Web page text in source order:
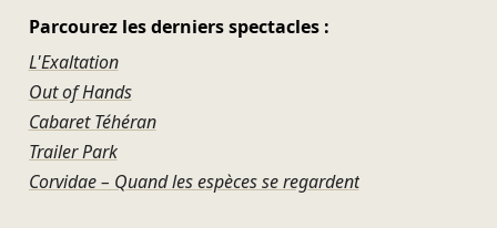
Parcourez les derniers spectacles :
L'Exaltation
Out of Hands
Cabaret Téhéran
Trailer Park
Corvidae – Quand les espèces se regardent